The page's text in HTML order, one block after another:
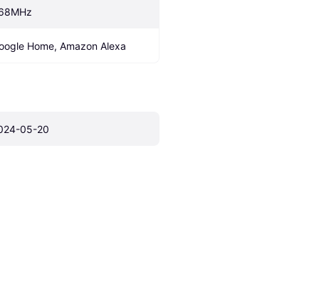
Home, Amazon Alexa
05-20